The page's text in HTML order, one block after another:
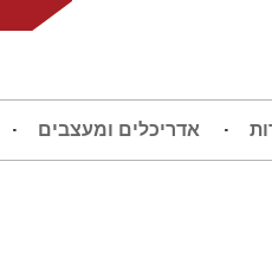
אדריכלים ומעצבים